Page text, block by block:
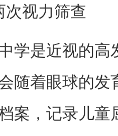
视力筛查
是近视的高
随着眼球的
案，记录儿